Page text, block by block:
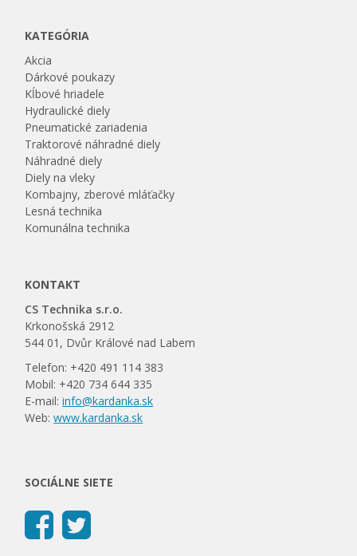
KATEGÓRIA
Akcia
Dárkové poukazy
Kĺbové hriadele
Hydraulické diely
Pneumatické zariadenia
Traktorové náhradné diely
Náhradné diely
Diely na vleky
Kombajny, zberové mláťačky
Lesná technika
Komunálna technika
KONTAKT
CS Technika s.r.o.
Krkonošská 2912
544 01, Dvůr Králové nad Labem
Telefon: +420 491 114 383
Mobil: +420 734 644 335
E-mail:info@kardanka.sk
Web:www.kardanka.sk
SOCIÁLNE SIETE